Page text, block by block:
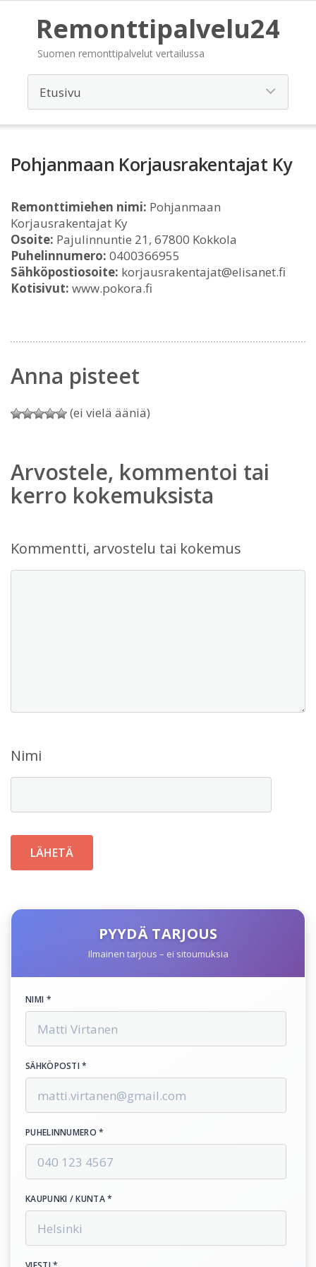
Remonttipalvelu24
Suomen remonttipalvelut vertailussa
Pohjanmaan Korjausrakentajat Ky
Remonttimiehen nimi: Pohjanmaan
Korjausrakentajat Ky
Osoite: Pajulinnuntie 21, 67800 Kokkola
Puhelinnumero: 0400366955
Sähköpostiosoite: korjausrakentajat@elisanet.fi
Kotisivut: www.pokora.fi
Anna pisteet
(ei vielä ääniä)
Arvostele, kommentoi tai
kerro kokemuksista
Kommentti, arvostelu tai kokemus
Nimi
PYYDÄ TARJOUS
Ilmainen tarjous – ei sitoumuksia
NIMI *
SÄHKÖPOSTI *
PUHELINNUMERO *
KAUPUNKI / KUNTA *